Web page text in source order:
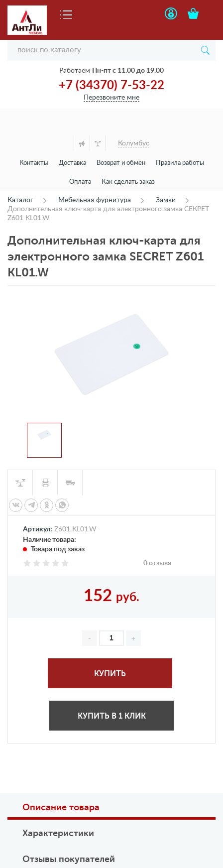
Работаем Пн-пт с 11.00 до 19.00
+7 (34370) 7-53-22
Перезвоните мне
Колумбус
Контакты Доставка Возврат и обмен Правила работы
Оплата Как сделать заказ
Каталог Мебельная фурнитура
Замки
Дополнительная ключ-карта для электронного замка СЕКРЕТ
Z601 KL01.W
Дополнительная ключ-карта для
электронного замка SECRET Z601
KL01.W
Артикул: Z601 KL01.W
Наличие товара:
Товара под заказ
0 отзыва
152 руб.
КУПИТЬ
КУПИТЬ В 1 КЛИК
Описание товара
Характеристики
Отзывы покупателей